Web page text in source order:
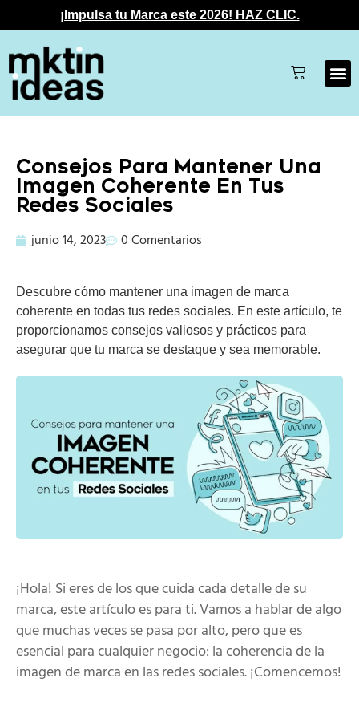
¡Impulsa tu Marca este 2026! HAZ CLIC.
Consejos Para Mantener Una
Imagen Coherente En Tus
Redes Sociales
junio 14, 2023 0 Comentarios
Descubre cómo mantener una imagen de marca
coherente en todas tus redes sociales. En este artículo, te
proporcionamos consejos valiosos y prácticos para
asegurar que tu marca se destaque y sea memorable.
¡Hola! Si eres de los que cuida cada detalle de su
marca, este artículo es para ti. Vamos a hablar de algo
que muchas veces se pasa por alto, pero que es
esencial para cualquier negocio: la coherencia de la
imagen de marca en las redes sociales. ¡Comencemos!